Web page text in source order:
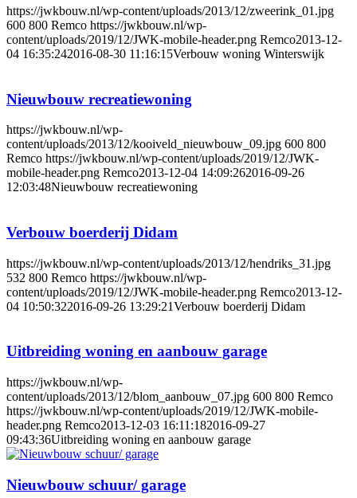
https://jwkbouw.nl/wp-content/uploads/2013/12/zweerink_01.jpg
600 800 Remco https://jwkbouw.nl/wp-
content/uploads/2019/12/JWK-mobile-header.png Remco2013-12-
04 16:35:242016-08-30 11:16:15Verbouw woning Winterswijk
Nieuwbouw recreatiewoning
https://jwkbouw.nl/wp-
content/uploads/2013/12/kooiveld_nieuwbouw_09.jpg 600 800
Remco https://jwkbouw.nl/wp-content/uploads/2019/12/JWK-
mobile-header.png Remco2013-12-04 14:09:262016-09-26
12:03:48Nieuwbouw recreatiewoning
Verbouw boerderij Didam
https://jwkbouw.nl/wp-content/uploads/2013/12/hendriks_31.jpg
532 800 Remco https://jwkbouw.nl/wp-
content/uploads/2019/12/JWK-mobile-header.png Remco2013-12-
04 10:50:322016-09-26 13:29:21Verbouw boerderij Didam
Uitbreiding woning en aanbouw garage
https://jwkbouw.nl/wp-
content/uploads/2013/12/blom_aanbouw_07.jpg 600 800 Remco
https://jwkbouw.nl/wp-content/uploads/2019/12/JWK-mobile-
header.png Remco2013-12-03 16:11:182016-09-27
09:43:36Uitbreiding woning en aanbouw garage
Nieuwbouw schuur/ garage